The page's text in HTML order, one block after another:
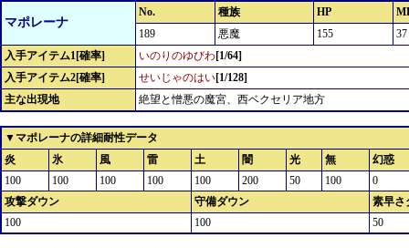
マポレーナ
No. 種族 HP
189
悪魔 155
37
入手アイテム1[確率]
いのりのゆびわ[1/64]
入手アイテム2[確率]
せいじゃのはい[1/128]
主な出現地
絶望と憎悪の魔宮、西ベクセリア地方
▼マポレーナの詳細耐性データ
炎
氷 風 雷 土 闇 光 無
幻惑
100
100 100 100 100 200 50 100
0
攻撃ダウン
守備ダウン
素早さ
100
100 50